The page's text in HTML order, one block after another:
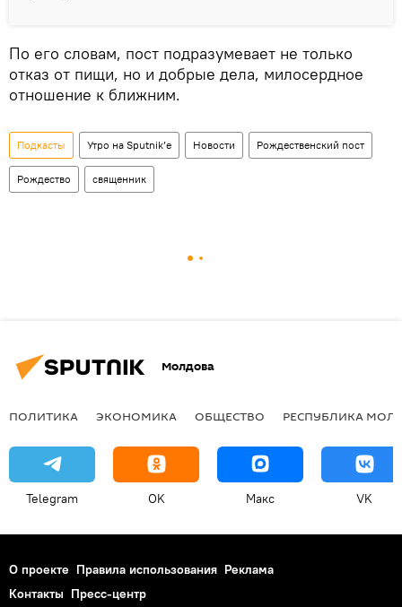
По его словам, пост подразумевает не только
отказ от пищи, но и добрые дела, милосердное
отношение к ближним.
Подкасты Утро на Sputnik’e Новости Рождественский пост
Рождество священник
Молдова
ПОЛИТИКА ЭКОНОМИКА ОБЩЕСТВО РЕСПУБЛИКА
Telegram OK Макс VK
О проекте Правила использования Реклама
Контакты Пресс-центр